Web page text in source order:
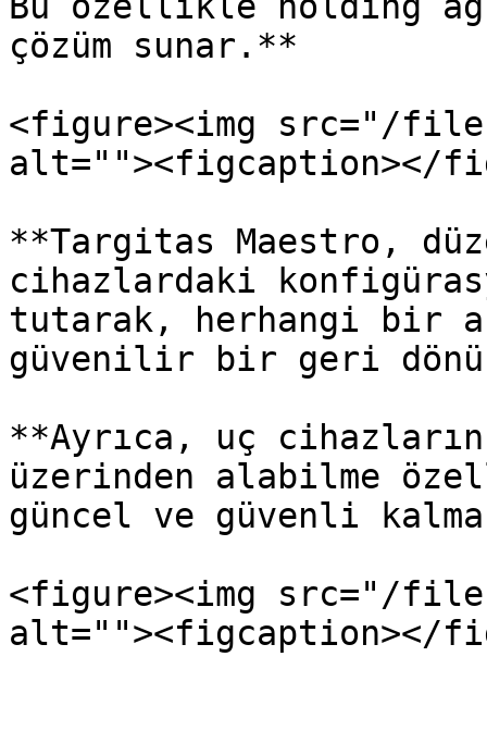
çözüm sunar.**
<figure><img src="/files/
alt=""><figcaption></
**Targitas Maestro,
cihazlardaki
tutarak, herhangi bir
güvenilir bir geri
**Ayrıca, uç
üzerinden alabilme
güncel ve güvenli
<figure><img src="/files/